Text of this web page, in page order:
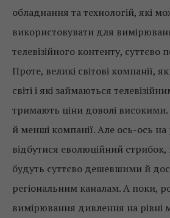
обладнання та технологій, які
використовувати для
телевізійного контенту,
Проте, великі світові компанії,
світі і які займаються
тримають ціни доволі
й менші компанії. Але ось-ось
відбутися еволюційний
будуть суттєво дешевшими й
регіональним каналам. А поки,
вимірювання дивлення на рівні